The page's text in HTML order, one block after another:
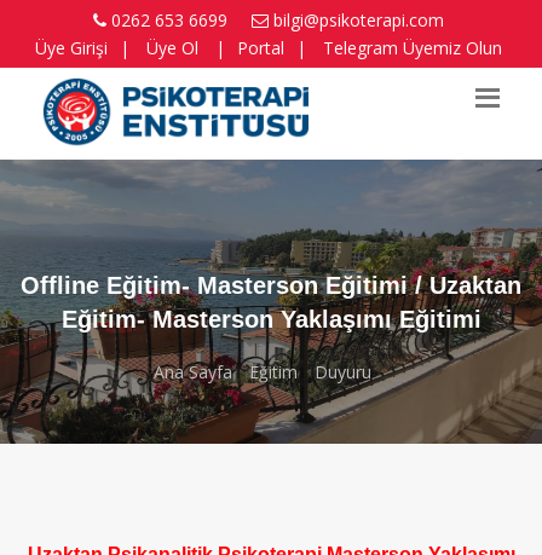
0262 653 6699
bilgi@psikoterapi.com
Üye Girişi
| Üye Ol | Portal | Telegram Üyemiz Olun
Offline Eğitim- Masterson Eğitimi / Uzaktan
Eğitim- Masterson Yaklaşımı Eğitimi
Ana Sayfa Eğitim Duyuru